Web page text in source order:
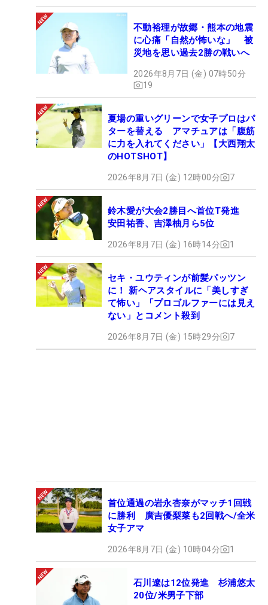
不動裕理が故郷・熊本の地震
に心痛「自然が怖いな」 被
災地を思い過去2勝の戦いへ
2026年8月7日 (金) 07時50分
19
夏場の重いグリーンで女子プロはパ
ターを替える アマチュアは「腹筋
に力を入れてください」【大西翔太
のHOTSHOT】
2026年8月7日 (金) 12時00分 7
鈴木愛が大会2勝目へ首位T発進
安田祐香、吉澤柚月ら5位
2026年8月7日 (金) 16時14分 1
セキ・ユウティンが前髪パッツン
に！ 新ヘアスタイルに「美しすぎ
て怖い」「プロゴルファーには見え
ない」とコメント殺到
2026年8月7日 (金) 15時29分 7
首位通過の岩永杏奈がマッチ1回戦
に勝利 廣吉優梨菜も2回戦へ/全米
女子アマ
2026年8月7日 (金) 10時04分 1
石川遼は12位発進 杉浦悠太
20位/米男子下部